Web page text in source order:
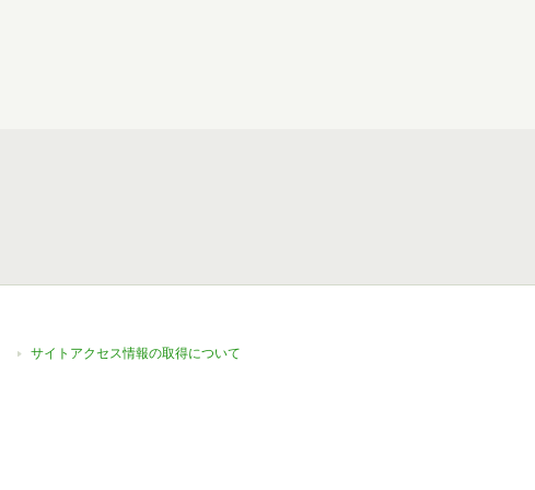
サイトアクセス情報の取得について